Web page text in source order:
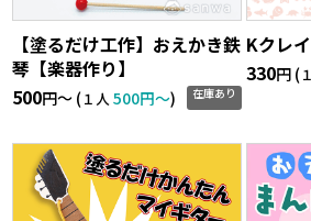
【塗るだけ工作】おえかき鉄
琴【楽器作り】
500円〜 (１人500円〜) 在庫あり
Kクレ
330円 (